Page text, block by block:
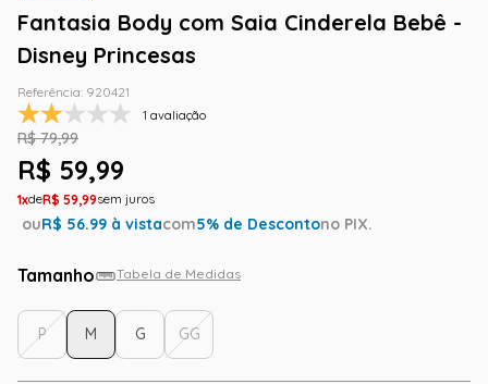
Fantasia Body com Saia Cinderela Bebê -
Disney Princesas
Referência: 920421
1 avaliação
R$ 79,99
R$ 59,99
1 R$ 59,99
ouR$ 56.99 à vistacom5% de Descontono PIX.
Tamanho Tabela de Medidas
P M G GG